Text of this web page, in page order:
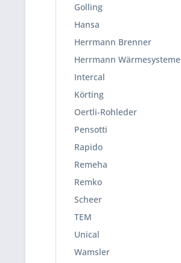
Golling
Hansa
Herrmann Brenner
Herrmann Wärmesysteme
Intercal
Körting
Oertli-Rohleder
Pensotti
Rapido
Remeha
Remko
Scheer
TEM
Unical
Wamsler